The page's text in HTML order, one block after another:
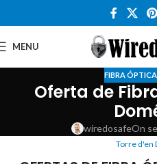
MENU
FIBRA
Oferta de
wiredosafeOn
Torre d'en